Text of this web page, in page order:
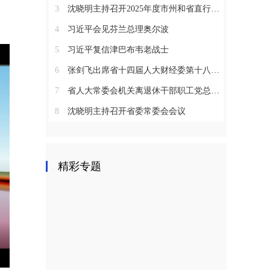
3 沈晓明主持召开2025年度市州和省直行业系统党（工）委书记抓基层党建工作述职评议会议
4 习近平会见芬兰总理奥尔波
5 习近平复信津巴布韦老战士
6 张剑飞出席省十四届人大财经委第十八次全体会议
7 省人大常委会机关离退休干部职工党总支召开2025年度总结表彰大会
8 沈晓明主持召开省委常委会会议
精彩专题